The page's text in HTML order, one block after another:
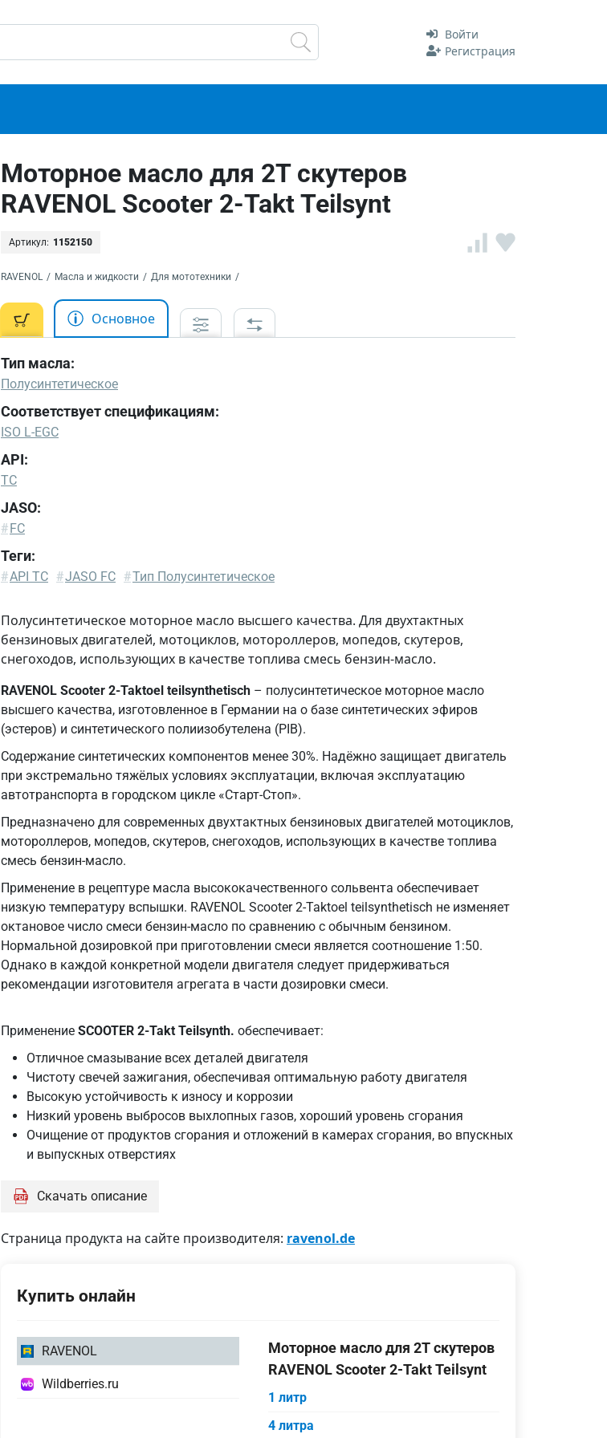
Войти
Регистрация
Моторное масло для 2T скутеров
RAVENOL Scooter 2-Takt Teilsynt
Артикул: 1152150
RAVENOL / Масла и жидкости / Для мототехники /
Основное
Тип масла:
Полусинтетическое
Соответствует спецификациям:
ISO L-EGC
API:
TC
JASO:
#FC
ISO
EGC
Теги:
#API TC #JASO FC #Тип Полусинтетическое
Полусинтетическое моторное масло высшего качества. Для двухтактных
бензиновых двигателей, мотоциклов, мотороллеров, мопедов, скутеров,
снегоходов, использующих в качестве топлива смесь бензин-масло.
RAVENOL Scooter 2-Taktoel teilsynthetisch – полусинтетическое моторное масло
высшего качества, изготовленное в Германии на о базе синтетических эфиров
(эстеров) и синтетического полиизобутелена (PIB).
Содержание синтетических компонентов менее 30%. Надёжно защищает двигатель
при экстремально тяжёлых условиях эксплуатации, включая эксплуатацию
автотранспорта в городском цикле «Старт-Стоп».
Предназначено для современных двухтактных бензиновых двигателей мотоциклов,
мотороллеров, мопедов, скутеров, снегоходов, использующих в качестве топлива
смесь бензин-масло.
Применение в рецептуре масла высококачественного сольвента обеспечивает
низкую температуру вспышки. RAVENOL Scooter 2-Taktoel teilsynthetisch не изменяет
октановое число смеси бензин-масло по сравнению с обычным бензином.
Нормальной дозировкой при приготовлении смеси является соотношение 1:50.
Однако в каждой конкретной модели двигателя следует придерживаться
рекомендации изготовителя агрегата в части дозировки смеси.
Применение SCOOTER 2-Takt Teilsynth. обеспечивает:
Отличное смазывание всех деталей двигателя
Чистоту свечей зажигания, обеспечивая оптимальную работу двигателя
Высокую устойчивость к износу и коррозии
Низкий уровень выбросов выхлопных газов, хороший уровень сгорания
Очищение от продуктов сгорания и отложений в камерах сгорания, во впускных
и выпускных отверстиях
Скачать описание
Страница продукта на сайте производителя: ravenol.de
Купить онлайн
1
литр
4
RAVENOL
1
Wildberries.ru
Моторное масло для 2T скутеров
RAVENOL Scooter 2-Takt Teilsynt
1 литр
4 литра